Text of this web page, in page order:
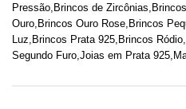
Pressão Brincos de Zircônias
Ouro Brincos Ouro Rose Brincos
Luz Brincos Prata 925 Brincos Ródio
Segundo Furo Joias em Prata 925